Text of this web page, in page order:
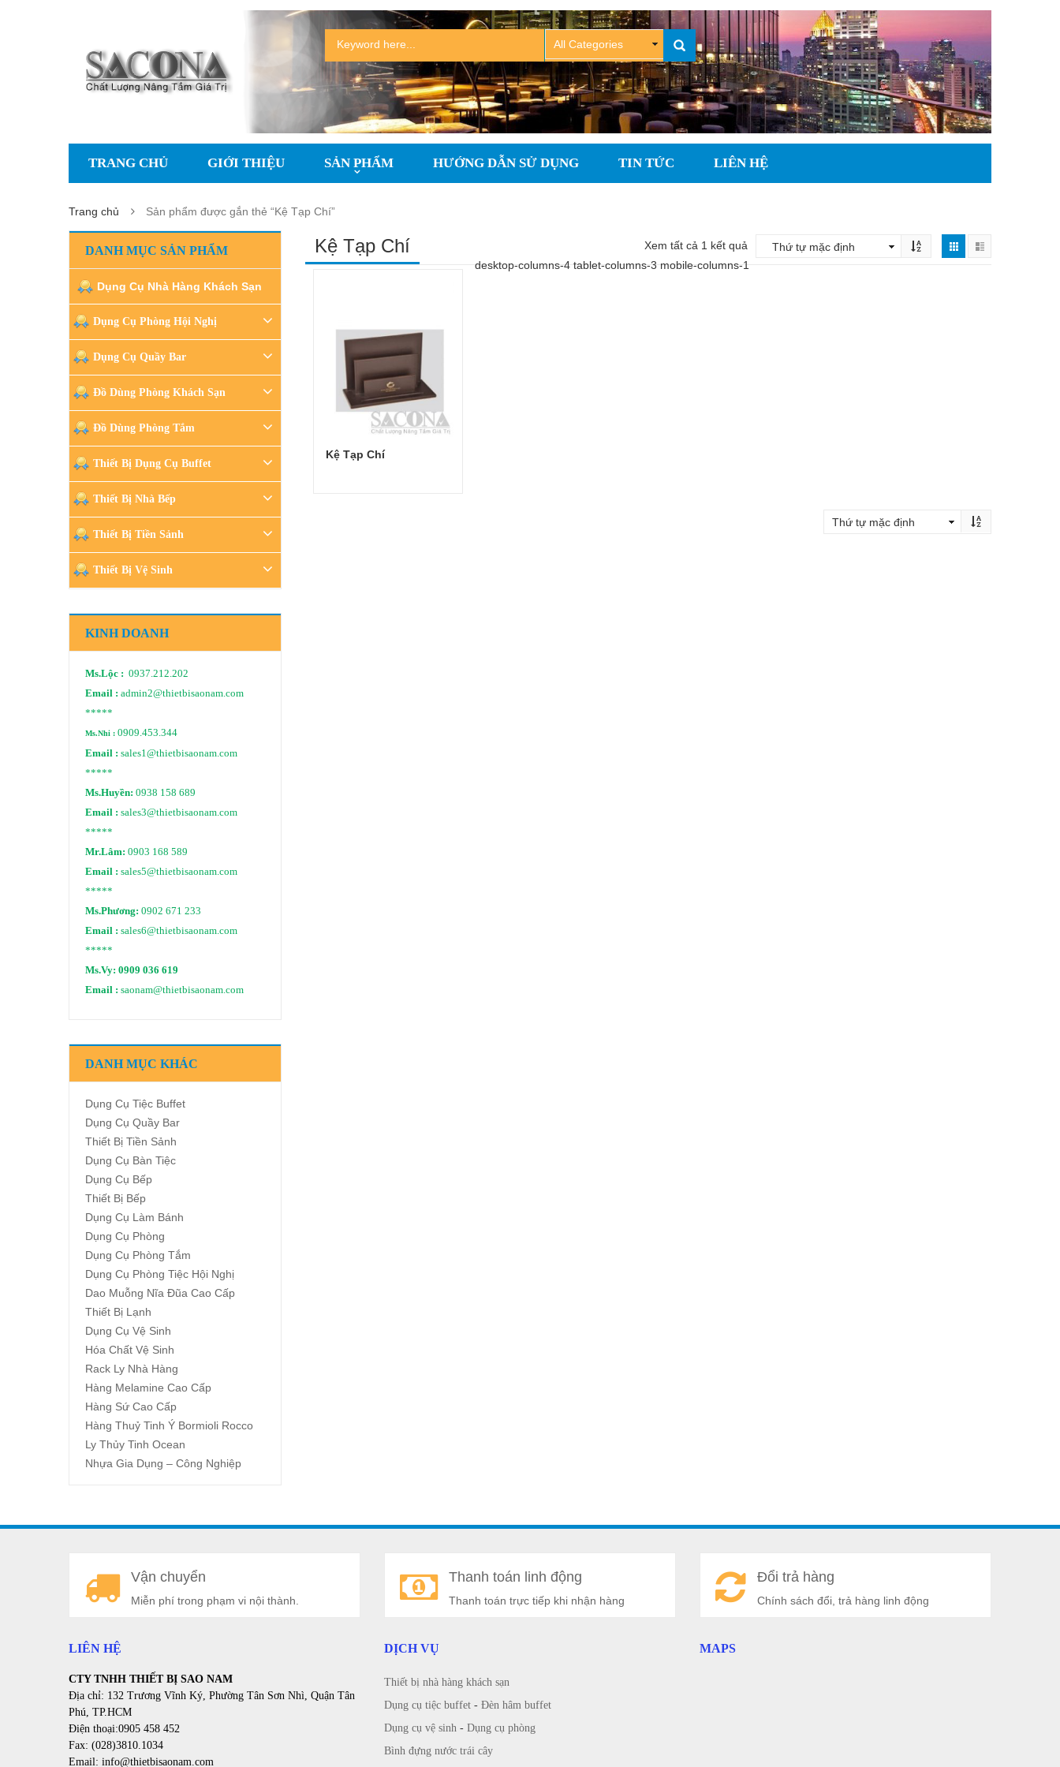
TRANG CHỦ GIỚI THIỆU SẢN PHẨM HƯỚNG DẪN SỬ DỤNG TIN TỨC LIÊN HỆ
Trang chủ Sản phẩm được gắn thẻ “Kệ Tạp Chí”
Kệ Tạp Chí
Xem tất cả 1 kết quả
desktop-columns-4 tablet-columns-3 mobile-columns-1
Kệ Tạp Chí
DANH MỤC SẢN PHẨM
Dụng Cụ Nhà Hàng Khách Sạn
Dụng Cụ Phòng Hội Nghị
Dụng Cụ Quầy Bar
Đồ Dùng Phòng Khách Sạn
Đồ Dùng Phòng Tắm
Thiết Bị Dụng Cụ Buffet
Thiết Bị Nhà Bếp
Thiết Bị Tiền Sảnh
Thiết Bị Vệ Sinh
KINH DOANH
Ms.Lộc : 0937.212.202
Email : admin2@thietbisaonam.com
*****
Ms.Nhi : 0909.453.344
Email : sales1@thietbisaonam.com
*****
Ms.Huyền: 0938 158 689
Email : sales3@thietbisaonam.com
*****
Mr.Lâm: 0903 168 589
Email : sales5@thietbisaonam.com
*****
Ms.Phương: 0902 671 233
Email : sales6@thietbisaonam.com
*****
Ms.Vy: 0909 036 619
Email : saonam@thietbisaonam.com
DANH MỤC KHÁC
Dụng Cụ Tiệc Buffet
Dụng Cụ Quầy Bar
Thiết Bị Tiền Sảnh
Dụng Cụ Bàn Tiệc
Dụng Cụ Bếp
Thiết Bị Bếp
Dụng Cụ Làm Bánh
Dụng Cụ Phòng
Dụng Cụ Phòng Tắm
Dụng Cụ Phòng Tiệc Hội Nghị
Dao Muỗng Nĩa Đũa Cao Cấp
Thiết Bị Lạnh
Dụng Cụ Vệ Sinh
Hóa Chất Vệ Sinh
Rack Ly Nhà Hàng
Hàng Melamine Cao Cấp
Hàng Sứ Cao Cấp
Hàng Thuỷ Tinh Ý Bormioli Rocco
Ly Thủy Tinh Ocean
Nhựa Gia Dụng – Công Nghiệp
Vận chuyển
Miễn phí trong phạm vi nội thành.
LIÊN HỆ
CTY TNHH THIẾT BỊ SAO NAM
Địa chỉ: 132 Trương Vĩnh Ký, Phường Tân Sơn Nhì, Quận Tân
Phú, TP.HCM
Điện thoại:0905 458 452
Fax: (028)3810.1034
Email: info@thietbisaonam.com
Thanh toán linh động
Thanh toán trực tiếp khi nhận hàng
DỊCH VỤ
Thiết bị nhà hàng khách sạn
Dụng cụ tiệc buffet - Đèn hâm buffet
Dụng cụ vệ sinh - Dụng cụ phòng
Bình đựng nước trái cây
Đổi trả hàng
Chính sách đổi, trả hàng linh động
MAPS